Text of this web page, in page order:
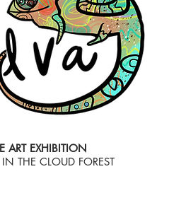
ART EXHIBITION
IN THE CLOUD FOREST